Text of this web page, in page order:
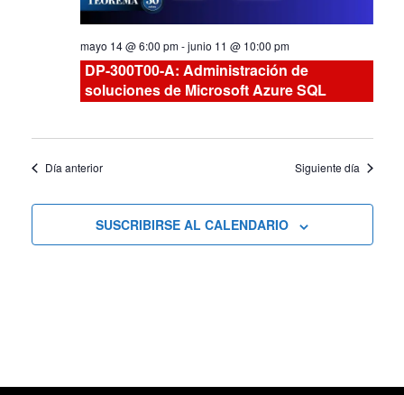
de
Cursos
mayo 14 @ 6:00 pm-junio 11 @ 10:00 pm
DP-300T00-A: Administración de
soluciones de Microsoft Azure SQL
Día anterior Siguiente día
SUSCRIBIRSE AL CALENDARIO